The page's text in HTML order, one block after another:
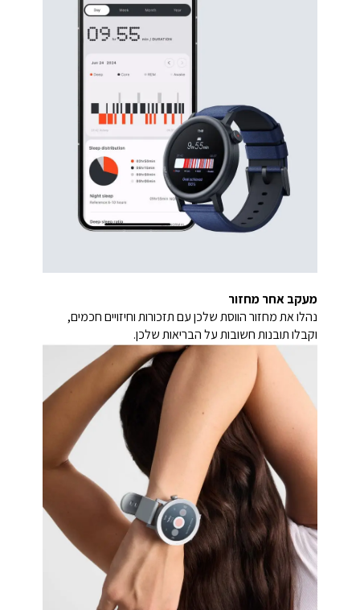
מעקב אחר מחזור
נהלו את מחזור הווסת שלכן עם תזכורות וחיזויים חכמים,
וקבלו תובנות חשובות על הבריאות שלכן.